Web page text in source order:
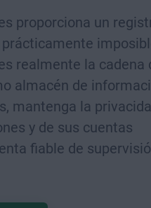
proporciona un
realmente la cadena
almacén de
mantenga la
y de sus cuentas
fiable de